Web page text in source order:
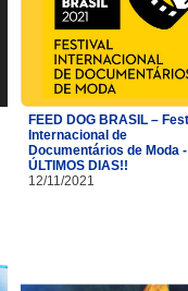
FEED DOG BRASIL –
Internacional de
Documentários de Moda -
ÚLTIMOS DIAS!!
12/11/2021